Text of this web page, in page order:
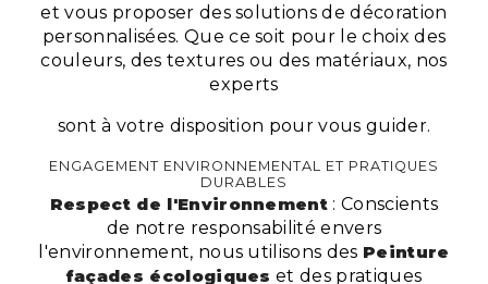
et vous proposer des solutions de décoration
personnalisées. Que ce soit pour le choix des
couleurs, des textures ou des matériaux, nos
experts
sont à votre disposition pour vous guider.
ENGAGEMENT ENVIRONNEMENTAL ET PRATIQUES
DURABLES
Respect de l'Environnement : Conscients
de notre responsabilité envers
l'environnement, nous utilisons des Peinture
façades écologiques et des pratiques